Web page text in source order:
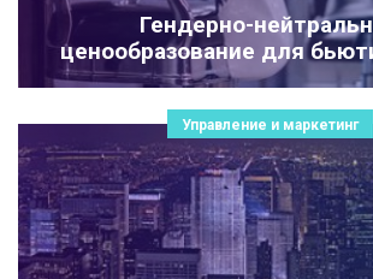
Гендерно-
ценообразование для
Управление и маркетинг